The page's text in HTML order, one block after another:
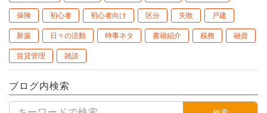
保険 初心者 初心者向け 区分 失敗 戸建
新築 日々の活動 時事ネタ 書籍紹介 税務 融資
賃貸管理 雑談
ブログ内検索